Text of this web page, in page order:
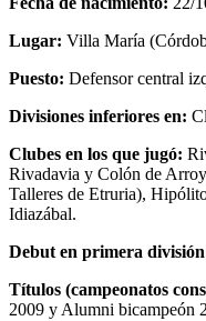
Lugar: Villa María
Puesto: Defensor central
Divisiones inferiores en:
Clubes en los que jugó:
Rivadavia y Colón de
Talleres de Etruria),
Idiazábal.
Debut en primera
Títulos (campeonatos
2009 y Alumni bicampeón